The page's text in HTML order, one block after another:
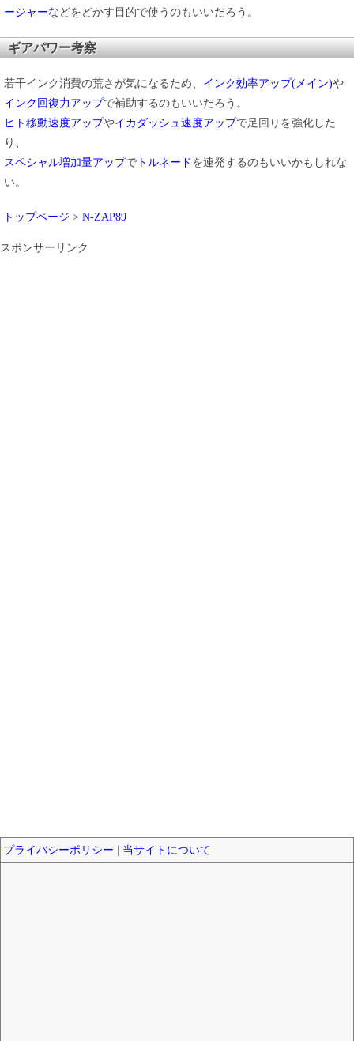
ージャーなどをどかす目的で使うのもいいだろう。
ギアパワー考察
若干インク消費の荒さが気になるため、 インク効率アップ(メイン)や
インク回復力アップで補助するのもいいだろう。
ヒト移動速度アップやイカダッシュ速度アップで足回りを強化した
り、
スペシャル増加量アップで トルネード を連発するのもいいかもしれな
い。
トップページ > N-ZAP89
スポンサーリンク
プライバシーポリシー 当サイトについて